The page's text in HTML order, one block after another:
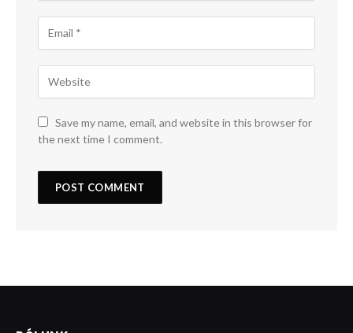
Save my name, email, and website in this browser for
the next time I comment.